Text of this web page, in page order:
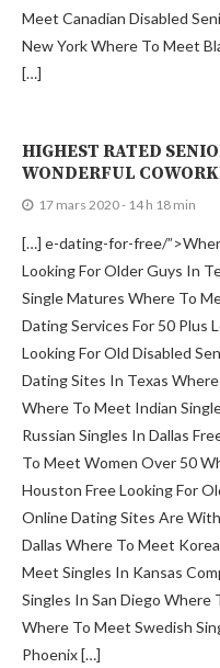
[…]
17 mars 2020 - 14 h 18 min
[…] e-dating-for-free/
Looking For Older Guys In
Single Matures Where To
Dating Services For 50 Plus
Looking For Old Disabled
Dating Sites In Texas
Where To Meet Indian
Russian Singles In Dallas
To Meet Women Over 50
Houston Free Looking For
Online Dating Sites Are
Dallas Where To Meet
Meet Singles In Kansas
Singles In San Diego Where
Where To Meet Swedish
Phoenix […]